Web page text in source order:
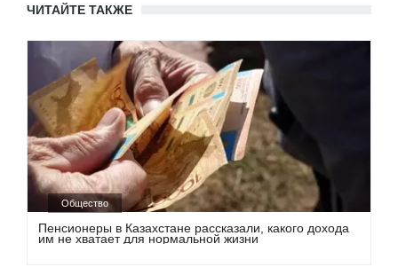
ЧИТАЙТЕ ТАКЖЕ
Общество
Пенсионеры в Казахстане рассказали, какого дохода
им не хватает для нормальной жизни